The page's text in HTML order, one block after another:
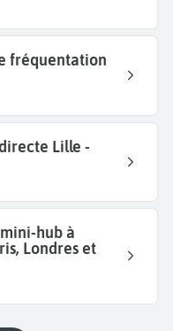
fréquentation
Lille -
hub à
Londres et